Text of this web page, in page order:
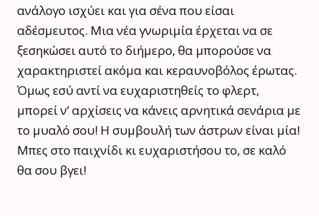
ανάλογο ισχύει και για σένα που είσαι
αδέσμευτος. Μια νέα γνωριμία έρχεται να σε
ξεσηκώσει αυτό το διήμερο, θα μπορούσε να
χαρακτηριστεί ακόμα και κεραυνοβόλος έρωτας.
Όμως εσύ αντί να ευχαριστηθείς το φλερτ,
μπορεί ν’ αρχίσεις να κάνεις αρνητικά σενάρια με
το μυαλό σου! Η συμβουλή των άστρων είναι μία!
Μπες στο παιχνίδι κι ευχαριστήσου το, σε καλό
θα σου βγει!